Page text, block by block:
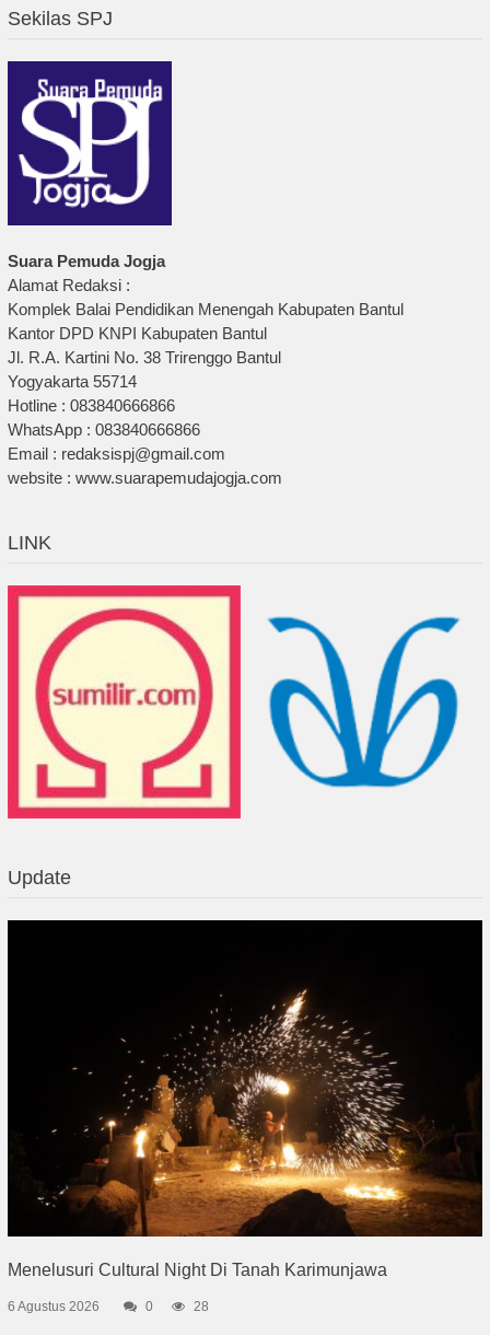
Sekilas SPJ
Suara Pemuda Jogja
Alamat Redaksi :
Komplek Balai Pendidikan Menengah Kabupaten Bantul
Kantor DPD KNPI Kabupaten Bantul
Jl. R.A. Kartini No. 38 Trirenggo Bantul
Yogyakarta 55714
Hotline : 083840666866
WhatsApp : 083840666866
Email : redaksispj@gmail.com
website : www.suarapemudajogja.com
LINK
Update
Menelusuri Cultural Night Di Tanah Karimunjawa
6 Agustus 2026 0 28